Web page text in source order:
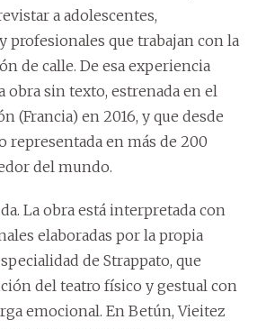
a adolescentes,
profesionales que trabajan con la
de calle. De esa experiencia
obra sin texto, estrenada en el
(Francia) en 2016, y que desde
representada en más de 200
del mundo.
La obra está interpretada con
elaboradas por la propia
de Strappato, que
del teatro físico y gestual con
emocional. En Betún, Vieitez